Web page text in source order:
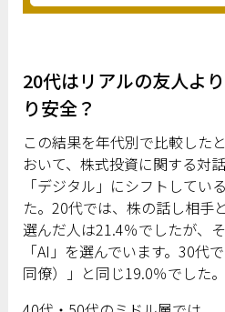
20代はリアルの友人よ
り安全？
この結果を年代別で比較した
おいて、株式投資に関する対
「デジタル」にシフトしてい
た。20代では、株の話し相手
選んだ人は21.4％でしたが、
「AI」を選んでいます。30代
同僚）」と同じ19.0％でした。